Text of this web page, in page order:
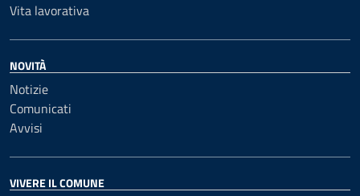
Vita lavorativa
NOVITÀ
Notizie
Comunicati
Avvisi
VIVERE IL COMUNE